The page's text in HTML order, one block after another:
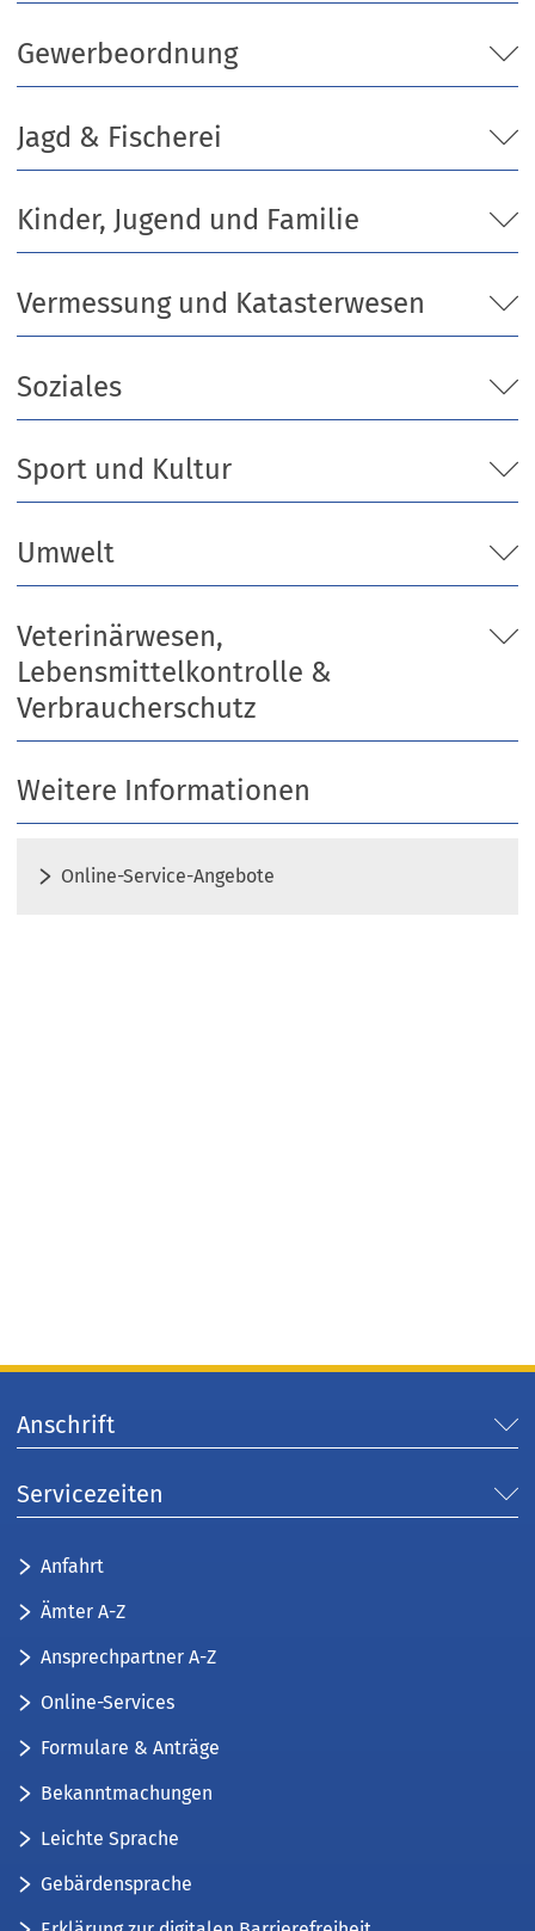
Gewerbeordnung
Jagd & Fischerei
Kinder, Jugend und Familie
Vermessung und Katasterwesen
Soziales
Sport und Kultur
Umwelt
Veterinärwesen,
Lebensmittelkontrolle &
Verbraucherschutz
Weitere Informationen
Online-Service-Angebote
Anschrift
Servicezeiten
Anfahrt
Ämter A-Z
Ansprechpartner A-Z
Online-Services
Formulare & Anträge
Bekanntmachungen
Leichte Sprache
Gebärdensprache